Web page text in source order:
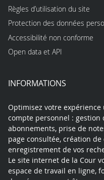
Règles d’utilisation du site
Protection des données
Accessibilité non conforme
Open data et API
INFORMATIONS
Optimisez votre
compte personnel : gestion
abonnements, prise de
page consultée, création
enregistrement de vos
Le site internet de la Cour
espace de travail en ligne,